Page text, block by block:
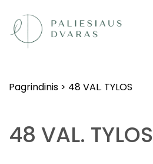
Pagrindinis > 48 VAL. TYLOS
48 VAL. TYLOS